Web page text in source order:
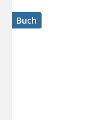
Buch